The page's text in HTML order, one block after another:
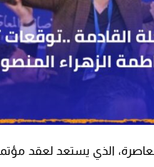
الذي يستعد لعقد